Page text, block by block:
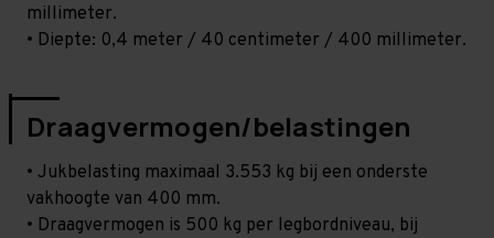
millimeter.
• Diepte: 0,4 meter / 40 centimeter / 400 millimeter.
Draagvermogen/belastingen
• Jukbelasting maximaal 3.553 kg bij een onderste
vakhoogte van 400 mm.
• Draagvermogen is 500 kg per legbordniveau, bij